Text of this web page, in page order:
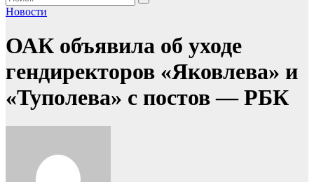
Новости
ОАК объявила об уходе
гендиректоров «Яковлева» и
«Туполева» с постов — РБК